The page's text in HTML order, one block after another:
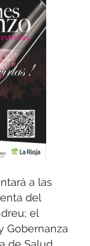
a las
del
el
Gobernanza